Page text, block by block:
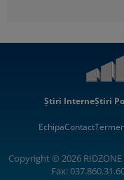
Știri InterneȘtiri
EchipaContact
Copyright © 2026 RIDZONE
Fax: